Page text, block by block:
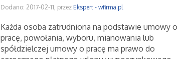
Dodano: 2017-02-11, przez Ekspert - wfirma.pl
Każda osoba zatrudniona na podstawie umowy o
pracę, powołania, wyboru, mianowania lub
spółdzielczej umowy o pracę ma prawo do